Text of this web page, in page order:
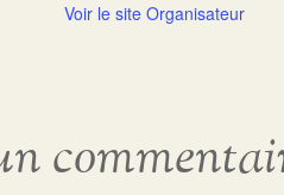
Voir le site Organisateur